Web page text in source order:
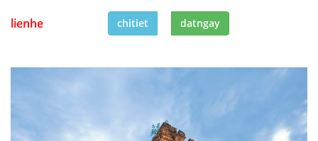
lienhe chitiet datngay